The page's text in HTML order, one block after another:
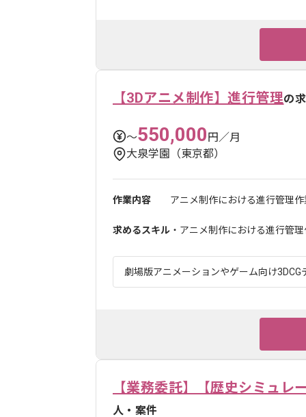
【3Dアニメ制作】進行管理の
〜550,000円／月
大泉学園（東京都）
作業内容 アニメ制作における進行管理
求めるスキル ・アニメ制作における進行管
劇場版アニメーションやゲーム向け
【業務委託】【歴史シミュレ
人・案件